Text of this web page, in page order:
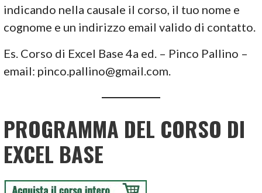
indicando nella causale il corso, il tuo nome e
cognome e un indirizzo email valido di contatto.
Es. Corso di Excel Base 4a ed. – Pinco Pallino –
email: pinco.pallino@gmail.com.
PROGRAMMA DEL CORSO DI
EXCEL BASE